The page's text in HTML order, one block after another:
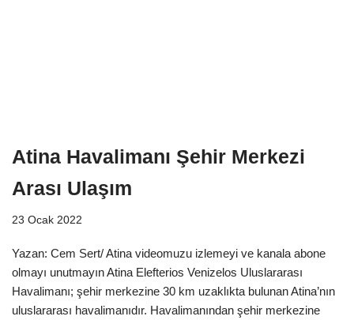
Atina Havalimanı Şehir Merkezi
Arası Ulaşım
23 Ocak 2022
Yazan: Cem Sert/ Atina videomuzu izlemeyi ve kanala abone
olmayı unutmayın Atina Elefterios Venizelos Uluslararası
Havalimanı; şehir merkezine 30 km uzaklıkta bulunan Atina’nın
uluslararası havalimanıdır. Havalimanından şehir merkezine